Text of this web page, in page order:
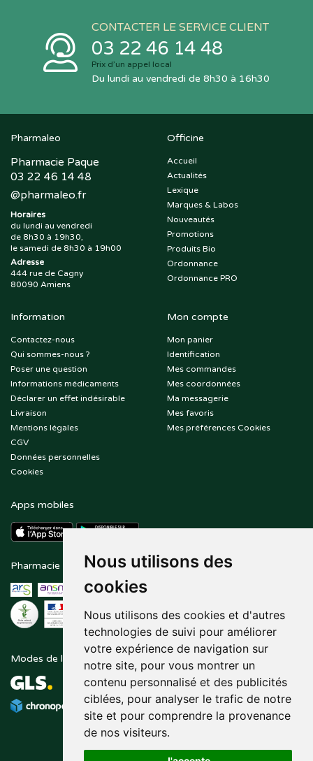
Nous utilisons des
cookies
Nous utilisons des cookies et d'autres
technologies de suivi pour améliorer
votre expérience de navigation sur
notre site, pour vous montrer un
contenu personnalisé et des publicités
ciblées, pour analyser le trafic de notre
site et pour comprendre la provenance
de nos visiteurs.
CONTACTER LE SERVICE CLIENT
03 22 46 14 48
Prix d’un appel local
Du lundi au vendredi de 8h30 à 16h30
Pharmaleo
Pharmacie Paque
03 22 46 14 48
@pharmaleo.fr
Horaires
du lundi au vendredi
de 8h30 à 19h30,
le samedi de 8h30 à 19h00
Adresse
444 rue de Cagny
80090 Amiens
Officine
Accueil
Actualités
Lexique
Marques & Labos
Nouveautés
Promotions
Produits Bio
Ordonnance
Ordonnance PRO
Information
Contactez-nous
Qui sommes-nous ?
Poser une question
Informations médicaments
Déclarer un effet indésirable
Livraison
Mentions légales
CGV
Données personnelles
Cookies
Mon compte
Mon panier
Identification
Mes commandes
Mes coordonnées
Ma messagerie
Mes favoris
Mes préférences Cookies
Apps mobiles
Pharmacie en ligne agréée Paiement sécurisé
Modes de livraison Suivez-nous sur